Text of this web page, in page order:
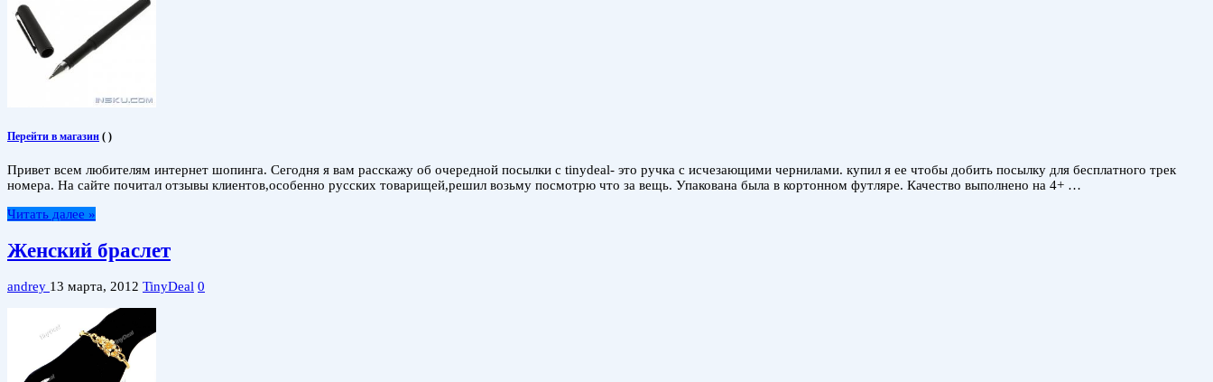
Перейти в магазин ( )
Привет всем любителям интернет шопинга. Сегодня я вам расскажу об очередной посылки с tinydeal- это ручка с исчезающими чернилами. купил я ее чтобы добить посылку для бесплатного трек
номера. На сайте почитал отзывы клиентов,особенно русских товарищей,решил возьму посмотрю что за вещь. Упакована была в кортонном футляре. Качество выполнено на 4+ …
Читать далее »
Женский браслет
andrey 13 марта, 2012 TinyDeal 0